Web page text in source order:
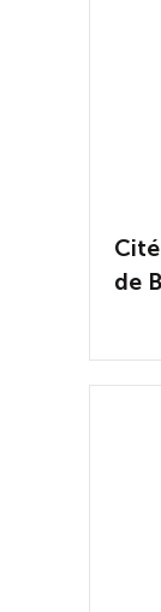
de